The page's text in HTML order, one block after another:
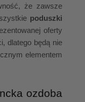
że zawsze
poduszki
oferty
dlatego będą nie
elementem
ozdoba